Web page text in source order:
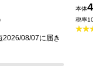
2026/08/07に届き
本体
税率10％